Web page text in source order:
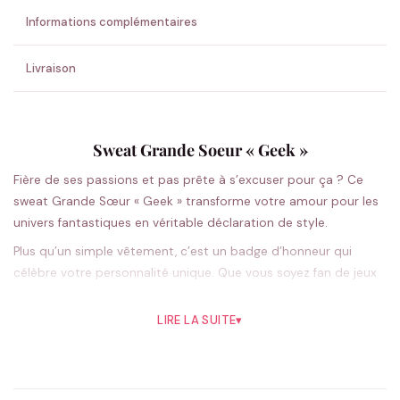
Informations complémentaires
Livraison
Sweat Grande Soeur « Geek »
Fière de ses passions et pas prête à s’excuser pour ça ? Ce
sweat Grande Sœur « Geek » transforme votre amour pour les
univers fantastiques en véritable déclaration de style.
Plus qu’un simple vêtement, c’est un badge d’honneur qui
célèbre votre personnalité unique. Que vous soyez fan de jeux
fièrement votre côté geek avec élégance et humour. Sa coupe
LIRE LA SUITE▾